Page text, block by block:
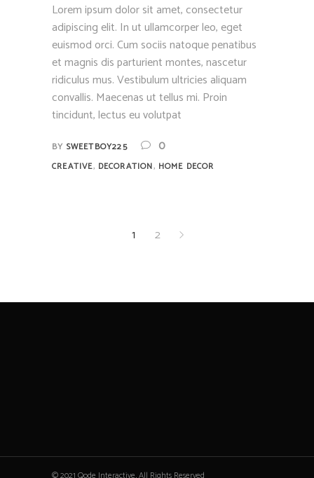
Lorem ipsum dolor sit amet, consectetur
adipiscing elit. In ut ullamcorper leo, eget
euismod orci. Cum sociis natoque penatibus
et magnis dis parturient montes, nascetur
ridiculus mus. Vestibulum ultricies aliquam
convallis. Maecenas ut tellus mi. Proin
tincidunt, lectus eu volutpat
BY SWEETBOY225 0
CREATIVE, DECORATION, HOME DECOR
1 2